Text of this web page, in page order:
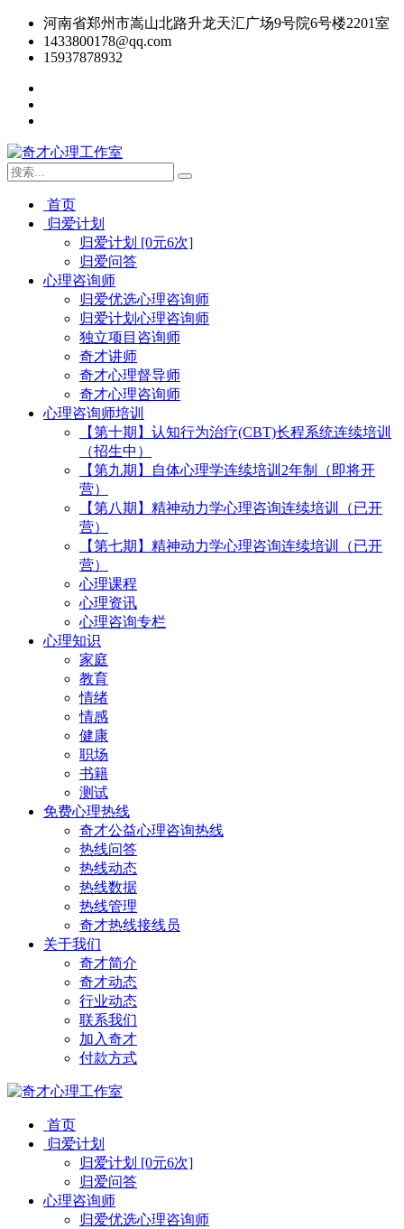
河南省郑州市嵩山北路升龙天汇广场9号院6号楼2201室
1433800178@qq.com
15937878932
首页
归爱计划
归爱计划 [0元6次]
归爱问答
心理咨询师
归爱优选心理咨询师
归爱计划心理咨询师
独立项目咨询师
奇才讲师
奇才心理督导师
奇才心理咨询师
心理咨询师培训
【第十期】认知行为治疗(CBT)长程系统连续培训
（招生中）
【第九期】自体心理学连续培训2年制（即将开
营）
【第八期】精神动力学心理咨询连续培训（已开
营）
【第七期】精神动力学心理咨询连续培训（已开
营）
心理课程
心理资讯
心理咨询专栏
心理知识
家庭
教育
情绪
情感
健康
职场
书籍
测试
免费心理热线
奇才公益心理咨询热线
热线问答
热线动态
热线数据
热线管理
奇才热线接线员
关于我们
奇才简介
奇才动态
行业动态
联系我们
加入奇才
付款方式
首页
归爱计划
归爱计划 [0元6次]
归爱问答
心理咨询师
归爱优选心理咨询师